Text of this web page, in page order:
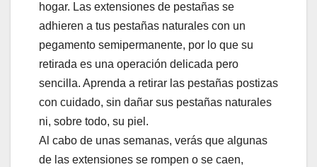
hogar. Las extensiones de pestañas se
adhieren a tus pestañas naturales con un
pegamento semipermanente, por lo que su
retirada es una operación delicada pero
sencilla. Aprenda a retirar las pestañas postizas
con cuidado, sin dañar sus pestañas naturales
ni, sobre todo, su piel.
Al cabo de unas semanas, verás que algunas
de las extensiones se rompen o se caen,